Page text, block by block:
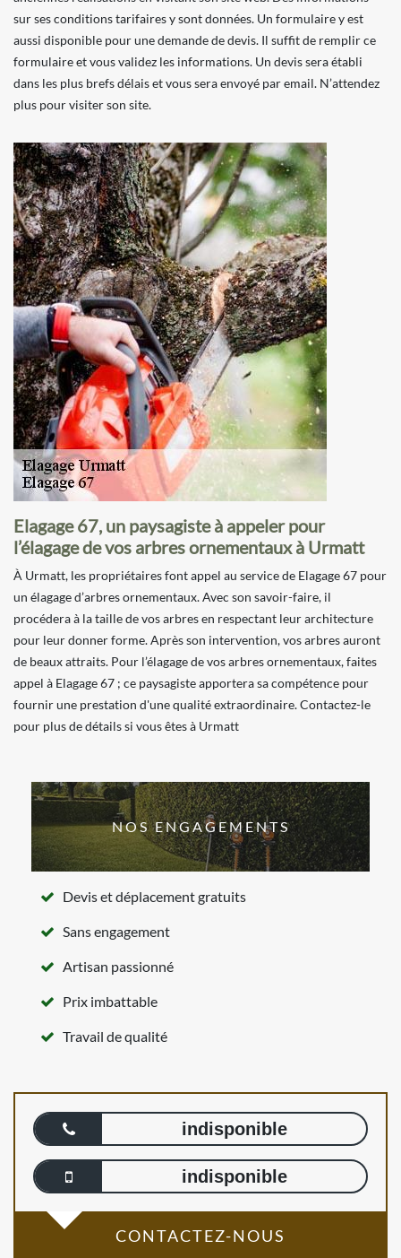
sur ses conditions tarifaires y sont données. Un formulaire y est
aussi disponible pour une demande de devis. Il suffit de remplir ce
formulaire et vous validez les informations. Un devis sera établi
dans les plus brefs délais et vous sera envoyé par email. N’attendez
plus pour visiter son site.
Elagage 67, un paysagiste à appeler pour
l’élagage de vos arbres ornementaux à Urmatt
À Urmatt, les propriétaires font appel au service de Elagage 67 pour
un élagage d’arbres ornementaux. Avec son savoir-faire, il
procédera à la taille de vos arbres en respectant leur architecture
pour leur donner forme. Après son intervention, vos arbres auront
de beaux attraits. Pour l’élagage de vos arbres ornementaux, faites
appel à Elagage 67 ; ce paysagiste apportera sa compétence pour
fournir une prestation d'une qualité extraordinaire. Contactez-le
pour plus de détails si vous êtes à Urmatt
NOS ENGAGEMENTS
Devis et déplacement gratuits
Sans engagement
Artisan passionné
Prix imbattable
Travail de qualité
indisponible
indisponible
CONTACTEZ-NOUS